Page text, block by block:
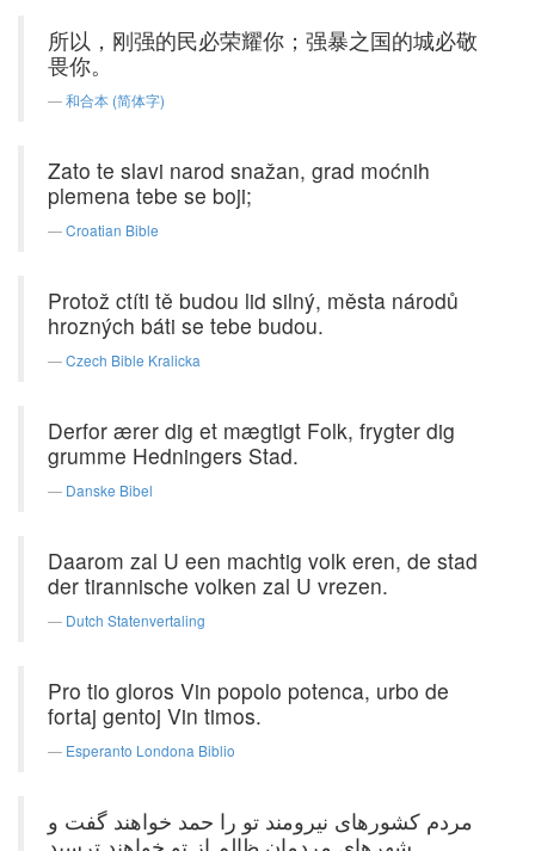
所以，刚强的民必荣耀你；强暴之国的城必敬
畏你。
和合本 (简体字)
Zato te slavi narod snažan, grad moćnih
plemena tebe se boji;
Croatian Bible
Protož ctíti tě budou lid silný, města národů
hrozných báti se tebe budou.
Czech Bible Kralicka
Derfor ærer dig et mægtigt Folk, frygter dig
grumme Hedningers Stad.
Danske Bibel
Daarom zal U een machtig volk eren, de stad
der tirannische volken zal U vrezen.
Dutch Statenvertaling
Pro tio gloros Vin popolo potenca, urbo de
fortaj gentoj Vin timos.
Esperanto Londona Biblio
مردم کشورهای نیرومند تو را حمد خواهند گفت و